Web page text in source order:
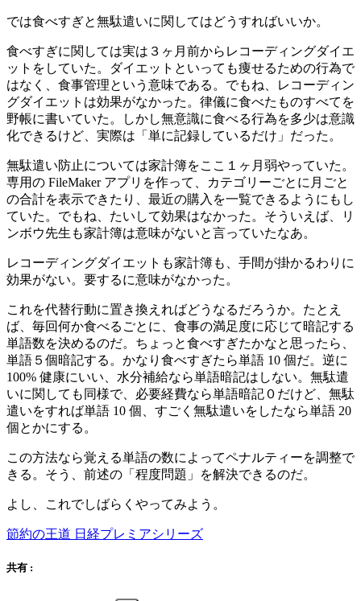
では食べすぎと無駄遣いに関してはどうすればいいか。
食べすぎに関しては実は３ヶ月前からレコーディングダイエ
ットをしていた。ダイエットといっても痩せるための行為で
はなく、食事管理という意味である。でもね、レコーディン
グダイエットは効果がなかった。律儀に食べたものすべてを
野帳に書いていた。しかし無意識に食べる行為を多少は意識
化できるけど、実際は「単に記録しているだけ」だった。
無駄遣い防止については家計簿をここ１ヶ月弱やっていた。
専用の FileMaker アプリを作って、カテゴリーごとに月ごと
の合計を表示できたり、最近の購入を一覧できるようにもし
ていた。でもね、たいして効果はなかった。そういえば、リ
ンボウ先生も家計簿は意味がないと言っていたなあ。
レコーディングダイエットも家計簿も、手間が掛かるわりに
効果がない。要するに意味がなかった。
これを代替行動に置き換えればどうなるだろうか。たとえ
ば、毎回何か食べるごとに、食事の満足度に応じて暗記する
単語数を決めるのだ。ちょっと食べすぎたかなと思ったら、
単語５個暗記する。かなり食べすぎたら単語 10 個だ。逆に
100% 健康にいい、水分補給なら単語暗記はしない。無駄遣
いに関しても同様で、必要経費なら単語暗記０だけど、無駄
遣いをすれば単語 10 個、すごく無駄遣いをしたなら単語 20
個とかにする。
この方法なら覚える単語の数によってペナルティーを調整で
きる。そう、前述の「程度問題」を解決できるのだ。
よし、これでしばらくやってみよう。
節約の王道 日経プレミアシリーズ
共有 :